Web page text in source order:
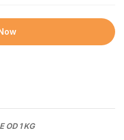
OD 1 KG